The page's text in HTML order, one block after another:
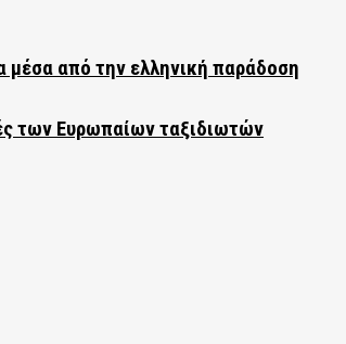
μέσα από την ελληνική παράδοση
των Ευρωπαίων ταξιδιωτών